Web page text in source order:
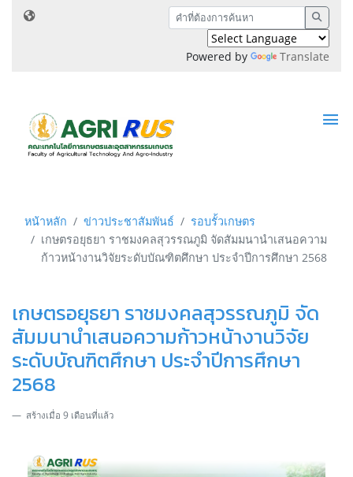
Powered by Translate
หน้าหลัก ข่าวประชาสัมพันธ์
รอบรั้วเกษตร
เกษตรอยุธยา ราชมงคลสุวรรณภูมิ จัดสัมมนานำเสนอความ
ก้าวหน้างานวิจัยระดับบัณฑิตศึกษา ประจำปีการศึกษา 2568
เกษตรอยุธยา ราชมงคลสุวรรณภูมิ จัด
สัมมนานำเสนอความก้าวหน้างานวิจัย
ระดับบัณฑิตศึกษา ประจำปีการศึกษา
2568
สร้างเมื่อ 9 เดือนที่แล้ว